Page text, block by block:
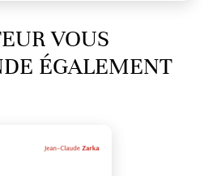
VOUS
ÉGALEMENT